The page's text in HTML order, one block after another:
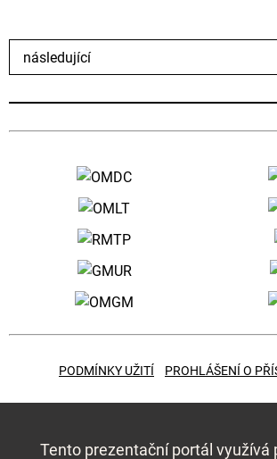
následující
PODMÍNKY UŽITÍ PROHLÁŠENÍ O
Tento prezentační portál využívá